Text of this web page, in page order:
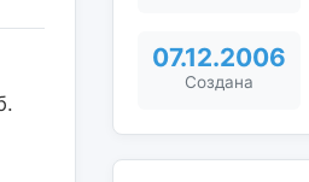
07.12.2006
Создана